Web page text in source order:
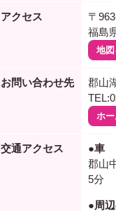
アクセス
〒
福島
地
お問い合わせ先
郡山
ホ
交通アクセス
●車
郡山
5分
●周